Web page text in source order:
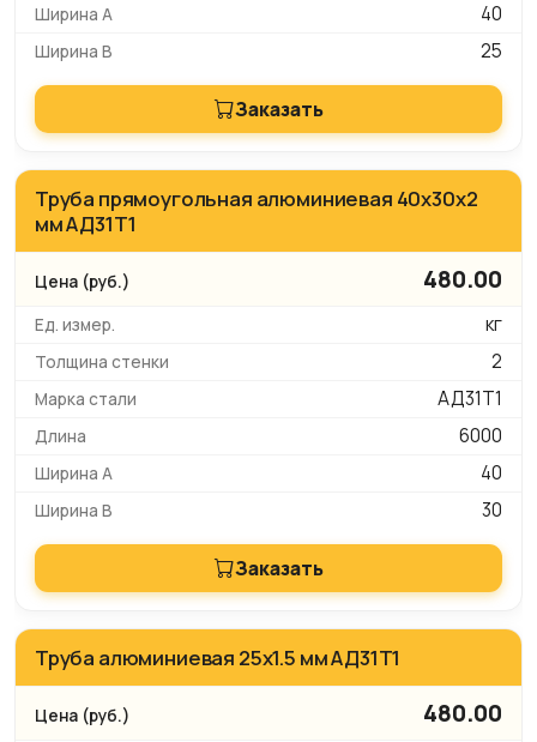
40
25
Заказать
Труба прямоугольная алюминиевая 40х30х2
мм АД31Т1
480.00
кг
2
АД31Т1
6000
40
30
Заказать
Труба алюминиевая 25х1.5 мм АД31Т1
480.00